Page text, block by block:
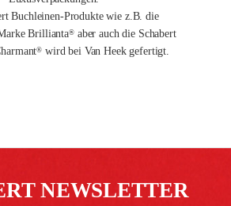
Buchleinen-Produkte wie z.B. die
Brillianta®aber auch die Schabert
® wird bei Van Heek gefertigt.
NEWSLETTER